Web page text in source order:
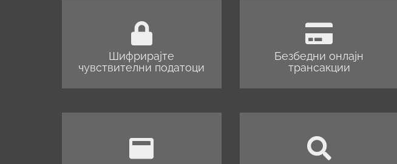
Шифрирајте
чувствителни податоци
Безбедни онлајн
трансакции